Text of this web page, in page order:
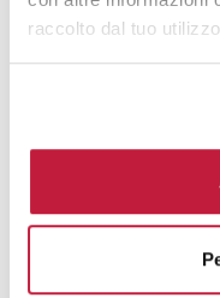
raccolto dal tuo